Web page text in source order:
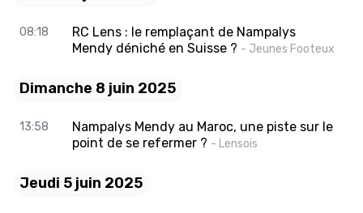
08:18
RC Lens : le remplaçant de Nampalys
Mendy déniché en Suisse ? - Jeunes Footeux
Dimanche 8 juin 2025
13:58
Nampalys Mendy au Maroc, une piste sur le
point de se refermer ? - Lensois
Jeudi 5 juin 2025